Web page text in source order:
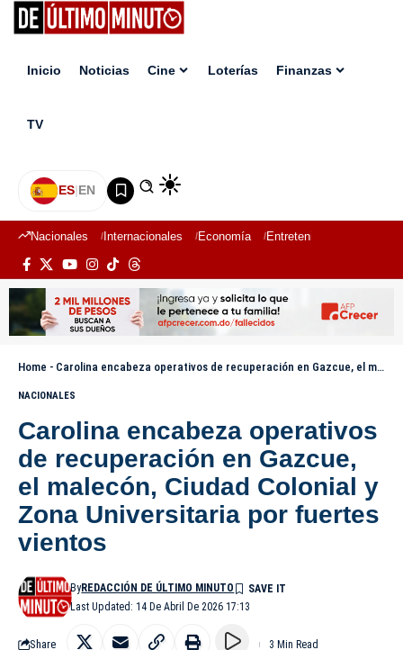
Inicio Noticias Cine Loterías Finanzas
TV
ES|EN
Nacionales Internacionales Economía Entretenimiento
Home - Carolina encabeza operativos de recuperación en Gazcue, el malecón, Ciudad Colonial y Zona Universitaria por fuertes vientos
NACIONALES
Carolina encabeza operativos
de recuperación en Gazcue,
el malecón, Ciudad Colonial y
Zona Universitaria por fuertes
vientos
Last Updated: 14 De Abril De 2026 17:13
ByREDACCIÓN DE ÚLTIMO MINUTO
Share 3 Min Read